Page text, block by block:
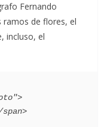
Fernando
ramos de flores, el
incluso, el